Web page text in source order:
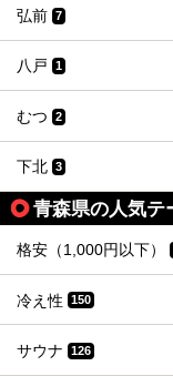
弘前 7
八戸 1
むつ 2
下北 3
青森県の人気テ
格安（1,000円以下）
冷え性 150
サウナ 126